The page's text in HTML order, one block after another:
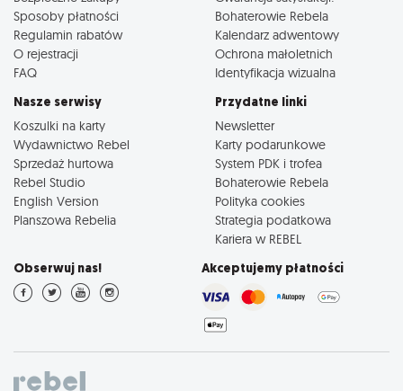
Sposoby płatności
Regulamin rabatów
O rejestracji
FAQ
Bohaterowie Rebela
Kalendarz adwentowy
Ochrona małoletnich
Identyfikacja wizualna
Nasze serwisy
Koszulki na karty
Wydawnictwo Rebel
Sprzedaż hurtowa
Rebel Studio
English Version
Planszowa Rebelia
Przydatne linki
Newsletter
Karty podarunkowe
System PDK i trofea
Bohaterowie Rebela
Polityka cookies
Strategia podatkowa
Kariera w REBEL
Obserwuj nas! Akceptujemy płatności